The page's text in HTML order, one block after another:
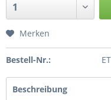
Merken
Bestell-Nr.:
Beschreibung